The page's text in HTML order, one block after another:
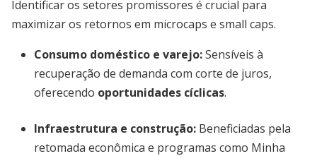
Identificar os setores promissores é crucial para
maximizar os retornos em microcaps e small caps.
Consumo doméstico e varejo:Sensíveis à
recuperação de demanda com corte de juros,
oferecendo oportunidades cíclicas.
Infraestrutura e construção: Beneficiadas pela
retomada econômica e programas como Minha